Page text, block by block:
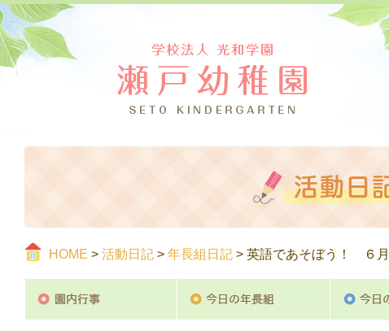
HOME > 活動日記 > 年長組日記 > 英語であそぼう！ ６月
さつ
園のご案内
生活